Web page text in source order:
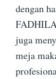
dengan
juga
meja